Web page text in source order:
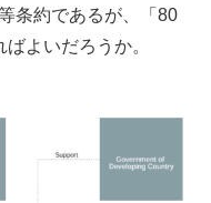
条約であるが、「80
よいだろうか。